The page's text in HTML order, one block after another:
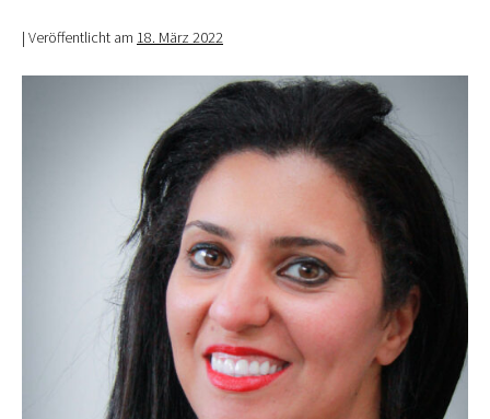
| Veröffentlicht am 18. März 2022